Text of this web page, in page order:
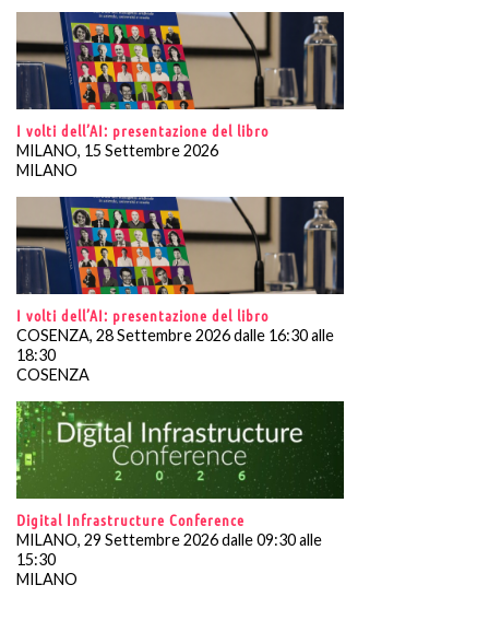
I volti dell’AI: presentazione del libro
MILANO, 15 Settembre 2026
MILANO
I volti dell’AI: presentazione del libro
COSENZA, 28 Settembre 2026 dalle 16:30 alle
18:30
COSENZA
Digital Infrastructure Conference
MILANO, 29 Settembre 2026 dalle 09:30 alle
15:30
MILANO